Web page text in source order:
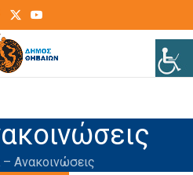
Ανακοινώσεις